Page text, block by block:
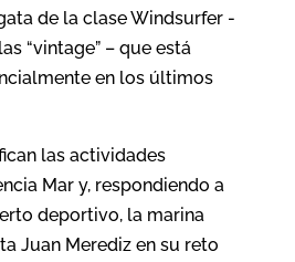
de la clase Windsurfer -
“vintage” – que está
en los últimos
las actividades
Mar y, respondiendo a
deportivo, la marina
Juan Merediz en su reto